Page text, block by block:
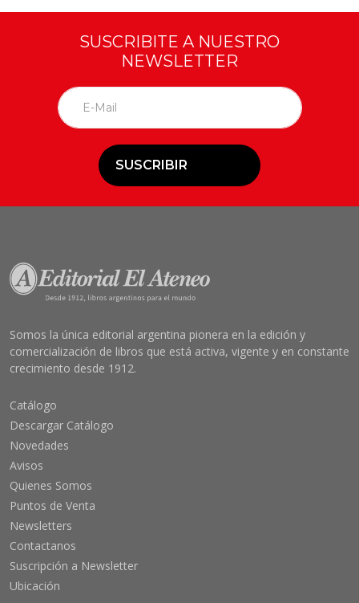
SUSCRIBITE A NUESTRO
NEWSLETTER
SUSCRIBIR
Somos la única editorial argentina pionera en la edición y
comercialización de libros que está activa, vigente y en constante
crecimiento desde 1912.
Catálogo
Descargar Catálogo
Novedades
Avisos
Quienes Somos
Puntos de Venta
Newsletters
Contactanos
Suscripción a Newsletter
Ubicación